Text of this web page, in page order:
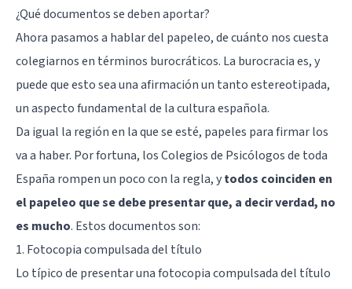
¿Qué documentos se deben aportar?
Ahora pasamos a hablar del papeleo, de cuánto nos cuesta
colegiarnos en términos burocráticos. La burocracia es, y
puede que esto sea una afirmación un tanto estereotipada,
un aspecto fundamental de la cultura española.
Da igual la región en la que se esté, papeles para firmar los
va a haber. Por fortuna, los Colegios de Psicólogos de toda
España rompen un poco con la regla, ytodos coinciden en
el papeleo que se debe presentar que, a decir verdad, no
es mucho. Estos documentos son:
1. Fotocopia compulsada del título
Lo típico de presentar una fotocopia compulsada del título